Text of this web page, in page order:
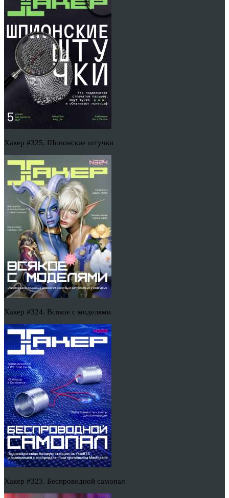
Хакер #325. Шпионские штучки
Хакер #324. Всякое с моделями
Хакер #323. Беспроводной самопал